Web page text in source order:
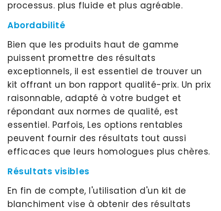
processus. plus fluide et plus agréable.
Abordabilité
Bien que les produits haut de gamme
puissent promettre des résultats
exceptionnels, il est essentiel de trouver un
kit offrant un bon rapport qualité-prix. Un prix
raisonnable, adapté à votre budget et
répondant aux normes de qualité, est
essentiel. Parfois, Les options rentables
peuvent fournir des résultats tout aussi
efficaces que leurs homologues plus chères.
Résultats visibles
En fin de compte, l'utilisation d'un kit de
blanchiment vise à obtenir des résultats